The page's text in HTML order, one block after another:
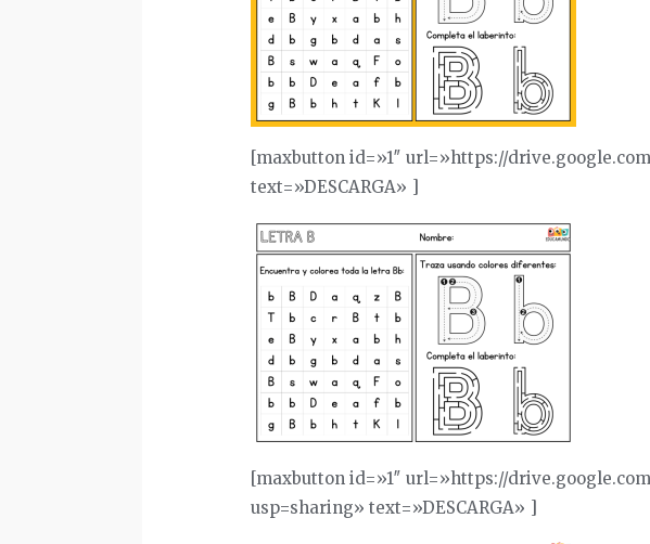
[maxbutton id=»1″ url=»https://
text=»DESCARGA» ]
[maxbutton id=»1″ url=»https://
usp=sharing» text=»DESCARGA» ]